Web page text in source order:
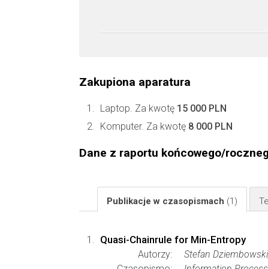
Zakupiona aparatura
Laptop. Za kwotę 15 000 PLN
Komputer. Za kwotę 8 000 PLN
Dane z raportu końcowego/
Publikacje w czasopismach (1)
Quasi-Chainrule for Min-Entropy
Autorzy:
Stefan